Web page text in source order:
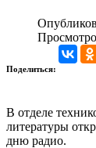
Поделиться:
В отделе
литературы
дню радио.